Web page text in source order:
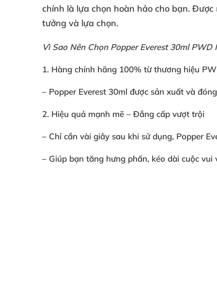
chính là lựa chọn hoàn hảo cho bạn. Được
tưởng và lựa chọn.
Vì Sao Nên Chọn Popper Everest 30ml PWD
1. Hàng chính hãng 100% từ thương hiệu
– Popper Everest 30ml được sản xuất và
2. Hiệu quả mạnh mẽ – Đẳng cấp vượt trội
– Chỉ cần vài giây sau khi sử dụng, Popper
– Giúp bạn tăng hưng phấn, kéo dài cuộc vui